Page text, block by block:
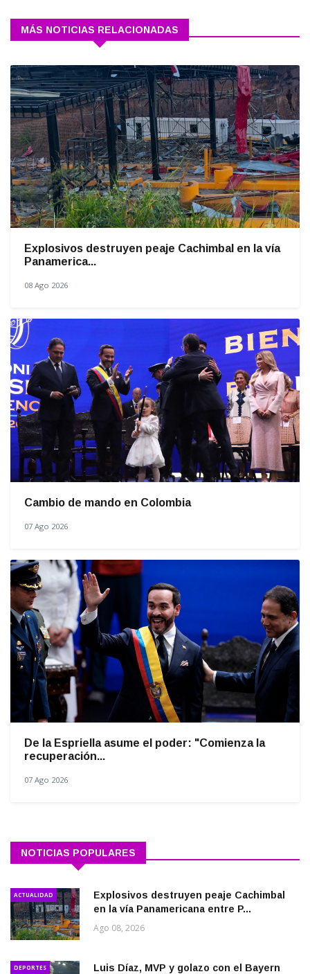
MÁS NOTICIAS RELACIONADAS
Explosivos destruyen peaje Cachimbal en la vía
Panamerica...
08 Ago 2026
Cambio de mando en Colombia
07 Ago 2026
De la Espriella asume el poder: "Comienza la
recuperación...
07 Ago 2026
NOTICIAS POPULARES
ACTUALIDAD
Explosivos destruyen peaje Cachimbal
en la vía Panamericana entre P...
Ago 08, 2026
DEPORTES
Luis Díaz, MVP y golazo con el Bayern